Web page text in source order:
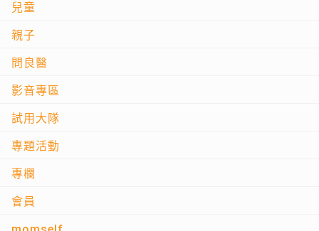
兒童
親子
問良醫
影音專區
試用大隊
專題活動
專欄
會員